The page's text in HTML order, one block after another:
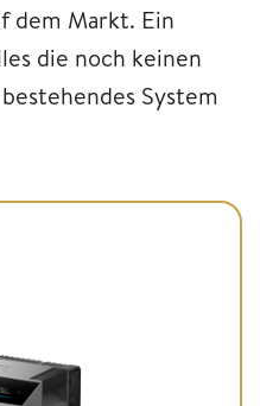
dem Markt. Ein
die noch keinen
System